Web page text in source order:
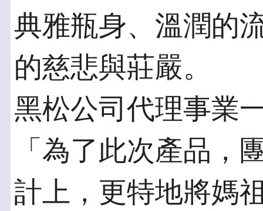
典雅瓶身、溫潤的
的慈悲與莊嚴。
黑松公司代理事業
「為了此次產品，
計上，更特地將媽